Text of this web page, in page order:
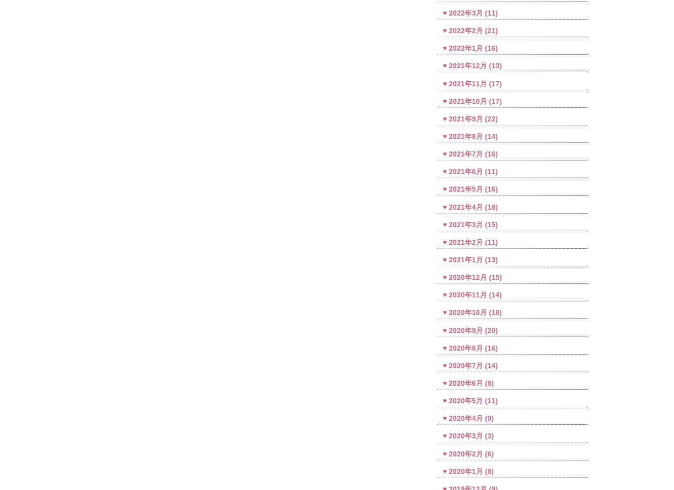
2022年3月 (11)
2022年2月 (21)
2022年1月 (16)
2021年12月 (13)
2021年11月 (17)
2021年10月 (17)
2021年9月 (22)
2021年8月 (14)
2021年7月 (16)
2021年6月 (11)
2021年5月 (16)
2021年4月 (18)
2021年3月 (15)
2021年2月 (11)
2021年1月 (13)
2020年12月 (15)
2020年11月 (14)
2020年10月 (18)
2020年9月 (20)
2020年8月 (16)
2020年7月 (14)
2020年6月 (8)
2020年5月 (11)
2020年4月 (9)
2020年3月 (3)
2020年2月 (6)
2020年1月 (8)